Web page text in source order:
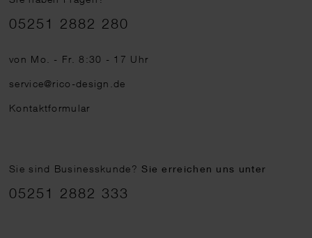
Telefonnummer
05251 2882 280
von Mo. - Fr. 8:30 - 17 Uhr
service@rico-design.de
Kontaktformular
Sie sind Businesskunde?Sie erreichen uns unter
05251 2882 333